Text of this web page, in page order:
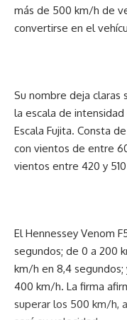
más de 500 km/h de
convertirse en el
Su nombre deja claras
la escala de
Escala Fujita. Consta
con vientos de entre
vientos entre 420 y
El Hennessey Venom
segundos; de 0 a 200
km/h en 8,4 segundos;
400 km/h. La firma
superar los 500 km/h,